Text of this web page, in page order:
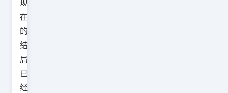
现
在
的
结
局
已
经